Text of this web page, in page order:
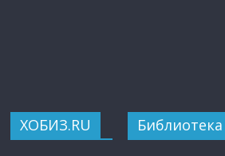
ХОБИЗ.RU Библиотека